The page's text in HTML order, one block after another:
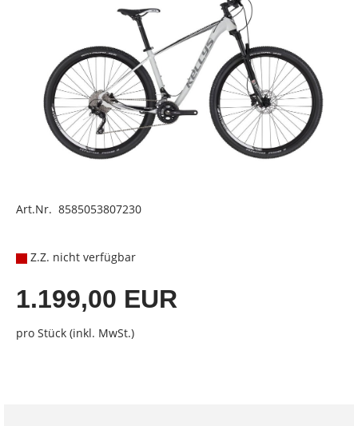
Art.Nr. 8585053807230
Z.Z. nicht verfügbar
1.199,00 EUR
pro Stück (inkl. MwSt.)